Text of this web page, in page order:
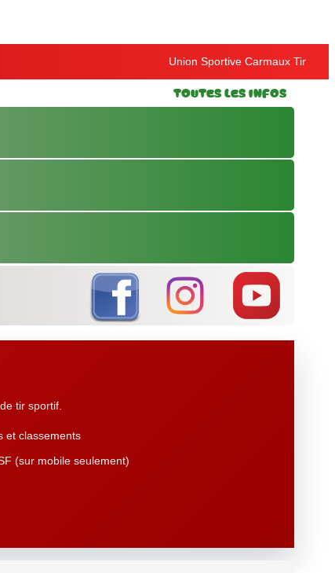
Union Sportive Carmaux Tir
Toutes les Infos
tir sportif.
et classements
(sur mobile seulement)